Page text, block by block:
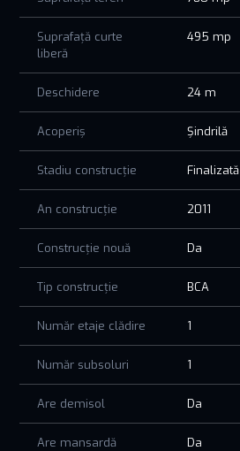
Suprafață curte
liberă
495 mp
Deschidere 24 m
Acoperiș Șindrilă
Stadiu construcție Finalizată
An construcție 2011
Construcție nouă Da
Tip construcție BCA
Număr etaje clădire 1
Număr subsoluri 1
Are demisol Da
Are mansardă Da